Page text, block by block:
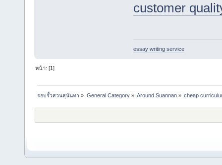
customer
essay writing service
หน้า: [1]
รอบรั้วสวนสุนันทา » General Category» Around Suannan» cheap